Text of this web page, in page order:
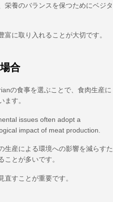
栄養のバランスを保つためにベジタ
に取り入れることが大切です。
合
の食事を選ぶことで、食肉生産に
ます。
issues often adopt a
impact of meat production.
生産による環境への影響を減らすた
とが多いです。
すことが重要です。